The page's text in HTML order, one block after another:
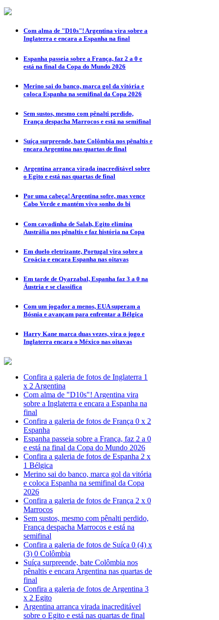
Com alma de "D10s"! Argentina vira sobre a
Inglaterra e encara a Espanha na final
Espanha passeia sobre a França, faz 2 a 0 e
está na final da Copa do Mundo 2026
Merino sai do banco, marca gol da vitória e
coloca Espanha na semifinal da Copa 2026
Sem sustos, mesmo com pênalti perdido,
França despacha Marrocos e está na semifinal
Suíça surpreende, bate Colômbia nos pênaltis e
encara Argentina nas quartas de final
Argentina arranca virada inacreditável sobre
o Egito e está nas quartas de final
Por uma cabeça! Argentina sofre, mas vence
Cabo Verde e mantém vivo sonho do bi
Com cavadinha de Salah, Egito elimina
Austrália nos pênaltis e faz história na Copa
Em duelo eletrizante, Portugal vira sobre a
Croácia e encara Espanha nas oitavas
Em tarde de Oyarzabal, Espanha faz 3 a 0 na
Áustria e se classifica
Com um jogador a menos, EUA superam a
Bósnia e avançam para enfrentar a Bélgica
Harry Kane marca duas vezes, vira o jogo e
Inglaterra encara o México nas oitavas
Confira a galeria de fotos de Inglaterra 1
x 2 Argentina
Com alma de "D10s"! Argentina vira
sobre a Inglaterra e encara a Espanha na
final
Confira a galeria de fotos de França 0 x 2
Espanha
Espanha passeia sobre a França, faz 2 a 0
e está na final da Copa do Mundo 2026
Confira a galeria de fotos de Espanha 2 x
1 Bélgica
Merino sai do banco, marca gol da vitória
e coloca Espanha na semifinal da Copa
2026
Confira a galeria de fotos de França 2 x 0
Marrocos
Sem sustos, mesmo com pênalti perdido,
França despacha Marrocos e está na
semifinal
Confira a galeria de fotos de Suíça 0 (4) x
(3) 0 Colômbia
Suíça surpreende, bate Colômbia nos
pênaltis e encara Argentina nas quartas de
final
Confira a galeria de fotos de Argentina 3
x 2 Egito
Argentina arranca virada inacreditável
sobre o Egito e está nas quartas de final